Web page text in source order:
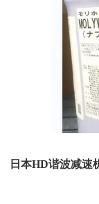
日本HD谐波减速